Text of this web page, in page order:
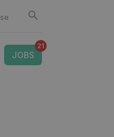
POURQUOI CORILUS?
JOBS
21